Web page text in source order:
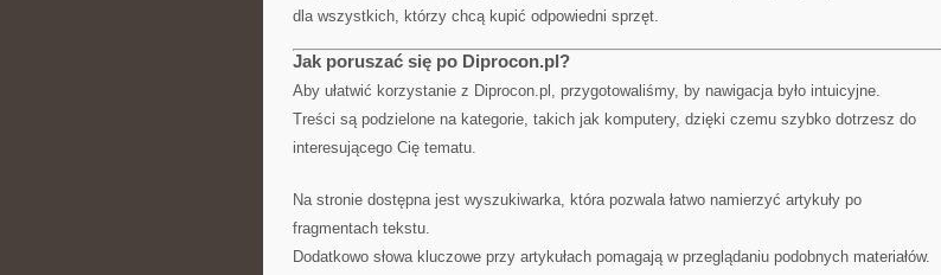
dla wszystkich, którzy chcą kupić odpowiedni sprzęt.
Jak poruszać się po Diprocon.pl?
Aby ułatwić korzystanie z Diprocon.pl, przygotowaliśmy, by nawigacja było intuicyjne.
Treści są podzielone na kategorie, takich jak komputery, dzięki czemu szybko dotrzesz do
interesującego Cię tematu.
Na stronie dostępna jest wyszukiwarka, która pozwala łatwo namierzyć artykuły po
fragmentach tekstu.
Dodatkowo słowa kluczowe przy artykułach pomagają w przeglądaniu podobnych materiałów.